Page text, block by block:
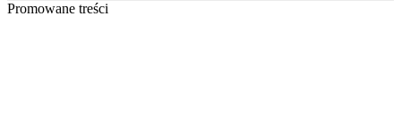
Promowane treści